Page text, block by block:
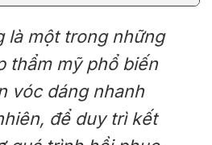
là một trong những
thẩm mỹ phổ biến
vóc dáng nhanh
để duy trì kết